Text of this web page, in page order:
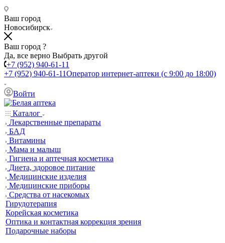
Ваш город
Новосибирск
Ваш город ?
Да, все верно Выбрать другой
+7 (952) 940-61-11
+7 (952) 940-61-11Оператор интернет-аптеки (с 9:00 до 18:00)
Войти
Каталог
Лекарственные препараты
БАД
Витамины
Мама и малыш
Гигиена и аптечная косметика
Диета, здоровое питание
Медицинские изделия
Медицинские приборы
Средства от насекомых
Гирудотерапия
Корейская косметика
Оптика и контактная коррекция зрения
Подарочные наборы